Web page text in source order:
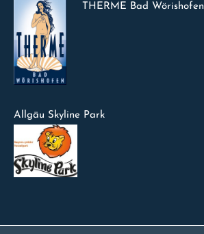
THERME Bad Wörishofen
Allgäu Skyline Park